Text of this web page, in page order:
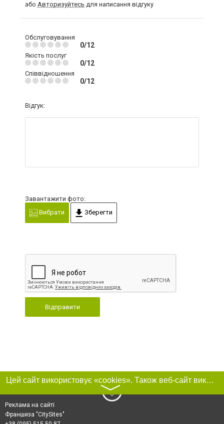
або Авторизуйтесь для написання відгуку
Обслуговування
0/12
Якість послуг
0/12
Співвідношення
0/12
Відгук:
Завантажити фото:
Вибрати
Зберегти
Відправити
Цей сайт використовує «cookies». Також веб-сайт використовує інтернет-сервіс для збору технічних даних стосовно відвідувачів з метою отримання маркетингової та статистичної інформації. Умови обробки даних відвідувачів сайту див.
〉
Реклама на сайті
Франшиза "CitySites"